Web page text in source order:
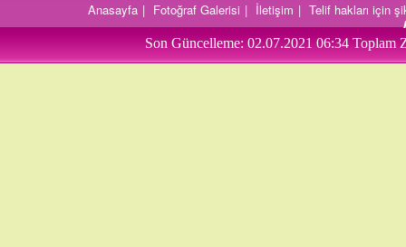
Anasayfa | Fotoğraf Galerisi | İletişim | Telif hakları için
Son Güncelleme: 02.07.2021 06:34 Toplam